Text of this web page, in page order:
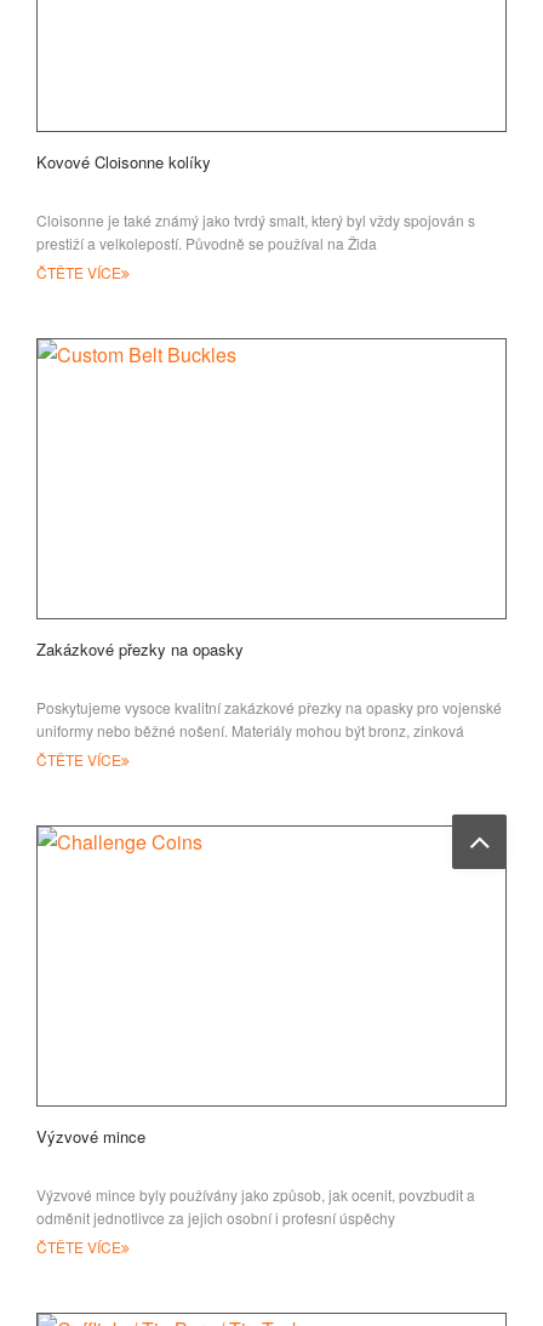
Kovové Cloisonne kolíky
Cloisonne je také známý jako tvrdý smalt, který byl vždy spojován s
prestiží a velkolepostí. Původně se používal na Žida
ČTĚTE VÍCE
Zakázkové přezky na opasky
Poskytujeme vysoce kvalitní zakázkové přezky na opasky pro vojenské
uniformy nebo běžné nošení. Materiály mohou být bronz, zinková
slitina, cín a IR
ČTĚTE VÍCE
Výzvové mince
Výzvové mince byly používány jako způsob, jak ocenit, povzbudit a
odměnit jednotlivce za jejich osobní i profesní úspěchy
ČTĚTE VÍCE